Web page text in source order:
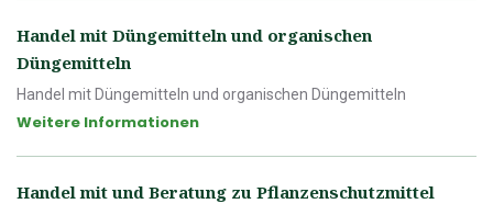
Handel mit Düngemitteln und organischen
Düngemitteln
Handel mit Düngemitteln und organischen Düngemitteln
Weitere Informationen
Handel mit und Beratung zu Pflanzenschutzmittel